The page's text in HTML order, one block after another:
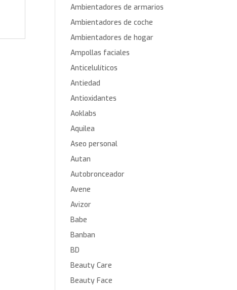
Ambientadores de armarios
Ambientadores de coche
Ambientadores de hogar
Ampollas faciales
Anticelulíticos
Antiedad
Antioxidantes
Aoklabs
Aquilea
Aseo personal
Autan
Autobronceador
Avene
Avizor
Babe
Banban
BD
Beauty Care
Beauty Face